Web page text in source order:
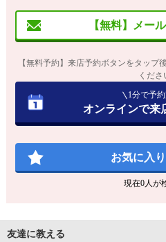
【無料】メー
【無料予約】来店予約ボタンをタップ
くださ
1分で予
オンラインで来
お気に入
現在0人が
友達に教える